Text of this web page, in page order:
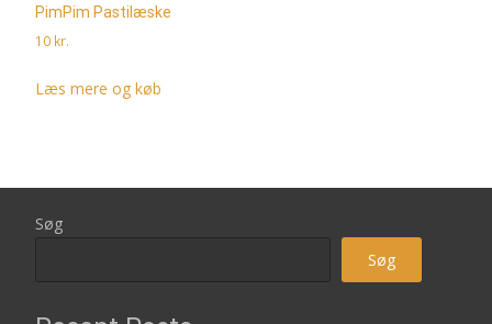
PimPim Pastilæske
10 kr.
Læs mere og køb
Søg
Søg